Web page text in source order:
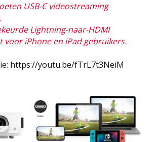
USB-C videostreaming
Lightning-naar-HDMI
voor iPhone en iPad gebruikers.​
https://youtu.be/fTrL7t3NeiM